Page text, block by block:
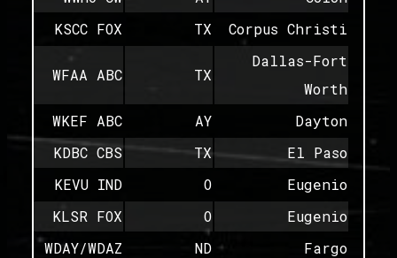
Corpus Christi
TX
KSCC FOX
Dallas-Fort
Worth
TX
WFAA ABC
Dayton
AY
WKEF ABC
El Paso
TX
KDBC CBS
Eugenio
O
KEVU IND
Eugenio
O
KLSR FOX
Fargo
ND
WDAY/WDAZ